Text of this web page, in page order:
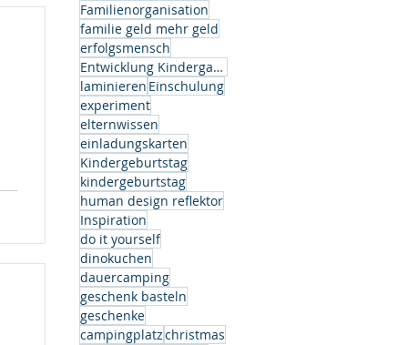
Familienorganisation
familie geld mehr geld
erfolgsmensch
Entwicklung Kindergarten
laminieren Einschulung
experiment
elternwissen
einladungskarten
Kindergeburtstag
kindergeburtstag
human design reflektor
Inspiration
do it yourself
dinokuchen
dauercamping
geschenk basteln
geschenke
campingplatzchristmas